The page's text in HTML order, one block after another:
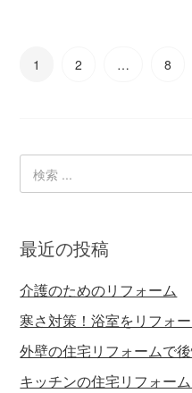
1 2 … 8
最近の投稿
介護のためのリフォーム
寒さ対策！浴室をリフォ
外壁の住宅リフォームで
キッチンの住宅リフォー